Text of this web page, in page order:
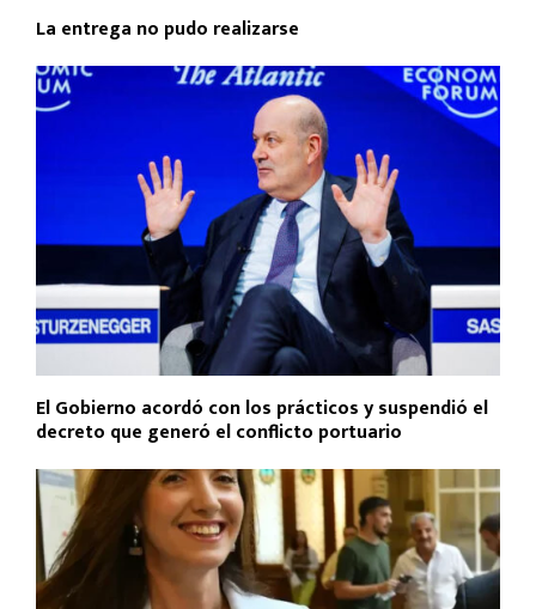
La entrega no pudo realizarse
El Gobierno acordó con los prácticos y suspendió el
decreto que generó el conflicto portuario